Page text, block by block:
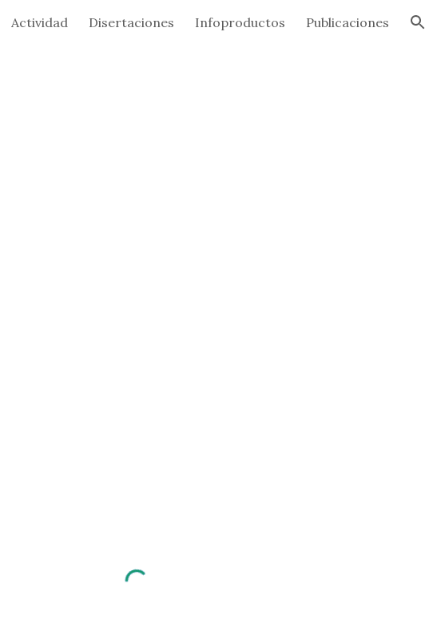
Skip to navigation
Actividad Disertaciones Infoproductos Publicaciones